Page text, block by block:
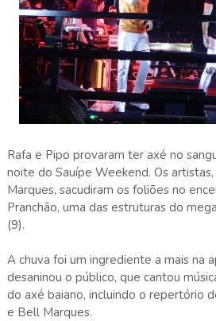
Rafa e Pipo provaram ter axé no
noite do Sauípe Weekend. Os
Marques, sacudiram os foliões no
Pranchão, uma das estruturas do
(9).
A chuva foi um ingrediente a mais na
desaninou o público, que cantou
do axé baiano, incluindo o repertório
e Bell Marques.